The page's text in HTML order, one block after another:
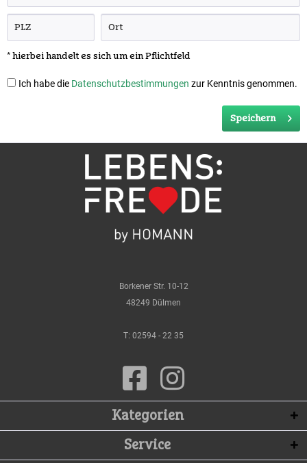
* hierbei handelt es sich um ein Pflichtfeld
Ich habe die Datenschutzbestimmungen zur Kenntnis genommen.
Speichern
Borkener Str. 10-12
48249 Dülmen
T: 02594 - 22 35
Kategorien
Service